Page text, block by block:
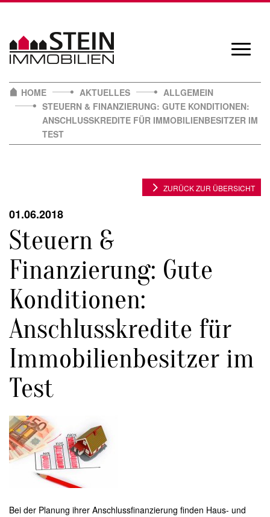
content
HOME
AKTUELLES
ALLGEMEIN
STEUERN & FINANZIERUNG: GUTE KONDITIONEN:
ANSCHLUSSKREDITE FÜR IMMOBILIENBESITZER IM
TEST
01.06.2018
Steuern &
Finanzierung: Gute
Konditionen:
Anschlusskredite für
Immobilienbesitzer im
Test
ZURÜCK ZUR ÜBERSICHT
Bei der Planung ihrer Anschlussfinanzierung finden Haus- und